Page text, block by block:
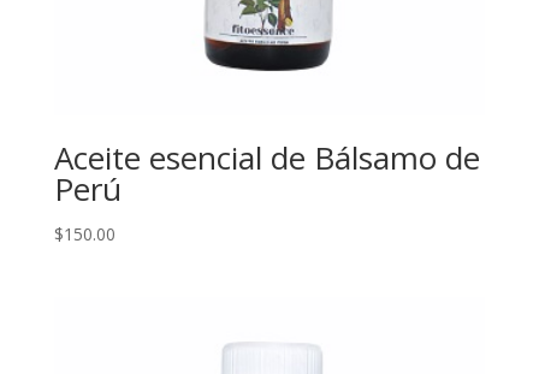
Aceite esencial de Bálsamo de
Perú
$150.00